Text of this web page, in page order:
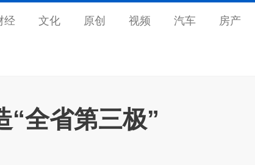
经 文化 原创 视频 汽车 房产
“全省第三极”